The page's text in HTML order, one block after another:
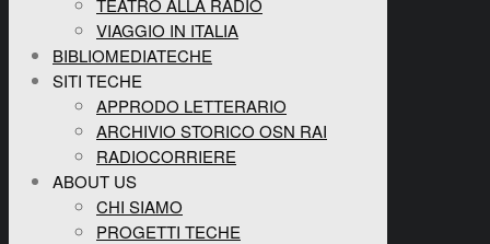
TEATRO ALLA RADIO
VIAGGIO IN ITALIA
BIBLIOMEDIATECHE
SITI TECHE
APPRODO LETTERARIO
ARCHIVIO STORICO OSN RAI
RADIOCORRIERE
ABOUT US
CHI SIAMO
PROGETTI TECHE